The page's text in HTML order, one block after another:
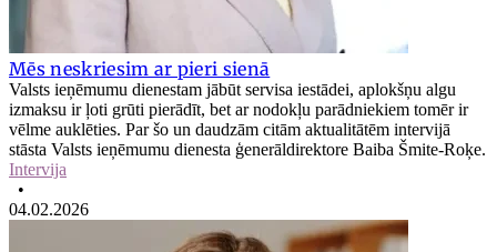
Mēs neskriesim ar pieri sienā
Valsts ieņēmumu dienestam jābūt servisa iestādei, aplokšņu algu
izmaksu ir ļoti grūti pierādīt, bet ar nodokļu parādniekiem tomēr ir
vēlme auklēties. Par šo un daudzām citām aktualitātēm intervijā
stāsta Valsts ieņēmumu dienesta ģenerāldirektore Baiba Šmite-Roķe.
Intervija
•
04.02.2026